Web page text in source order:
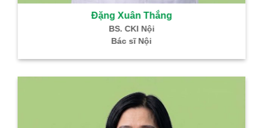
Đặng Xuân Thắng
BS. CKI Nội
Bác sĩ Nội